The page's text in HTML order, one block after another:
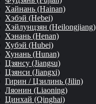
Хайнань (Hainan)
Хэбэй (Hebei)
Хэйлунцзян (Heilongjiang)
Хэнань (Henan)
Хубэй (Hubei)
Хунань (Hunan)
Цзянсу (Jiangsu)
Цзянси (Jiangxi)
Гирин / Цзилинь (Jilin)
Ляонин (Liaoning)
Цинхай (Qinghai)